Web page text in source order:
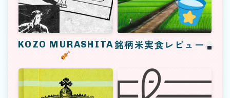
KOZO MURASHITA銘柄米実食レビュー